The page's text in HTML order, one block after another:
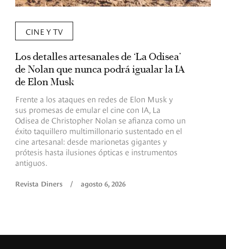
CINE Y TV
Los detalles artesanales de ‘La Odisea’
de Nolan que nunca podrá igualar la IA
de Elon Musk
Frente a los ataques en redes de Elon Musk y
sus promesas de emular el cine con IA, La
Odisea de Christopher Nolan se afianza como un
éxito taquillero multimillonario sustentado en el
cine artesanal: desde marionetas gigantes y
prótesis hasta ilusiones ópticas e instrumentos
antiguos.
Revista Diners / agosto 6, 2026